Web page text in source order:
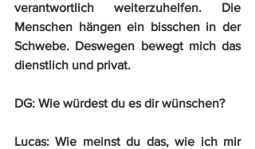
verantwortlich weiterzuhelfen. Die
Menschen hängen ein bisschen in der
Schwebe. Deswegen bewegt mich das
dienstlich und privat.
DG: Wie würdest du es dir wünschen?
Lucas: Wie meinst du das, wie ich mir